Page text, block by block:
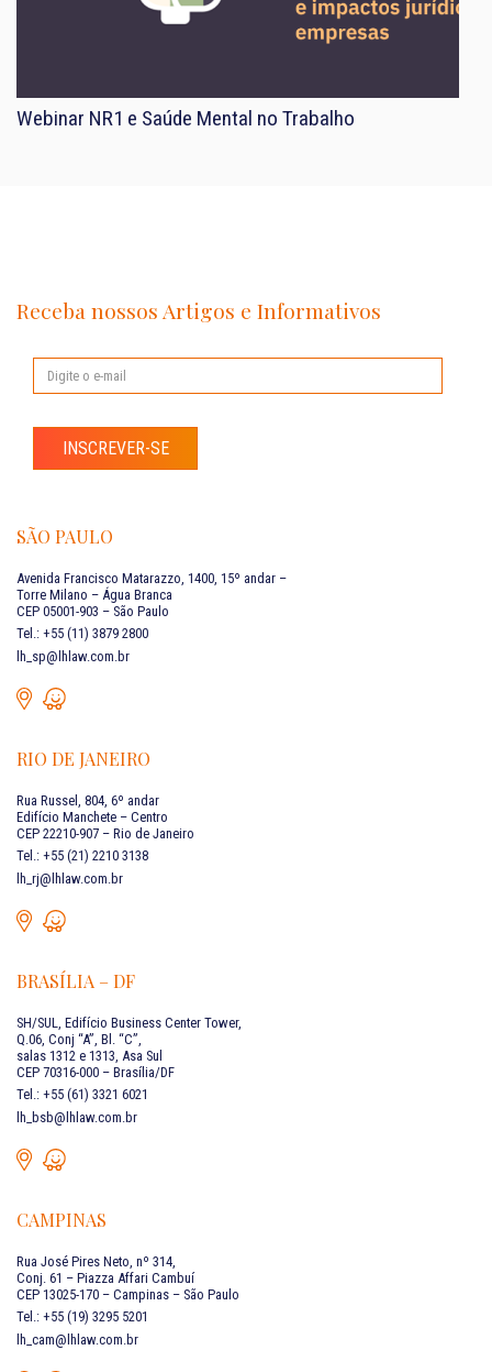
Webinar NR1 e Saúde Mental no Trabalho
Receba nossos Artigos e Informativos
INSCREVER-SE
SÃO PAULO
Avenida Francisco Matarazzo, 1400, 15º andar –
Torre Milano – Água Branca
CEP 05001-903 – São Paulo
Tel.: +55 (11) 3879 2800
lh_sp@lhlaw.com.br
RIO DE JANEIRO
Rua Russel, 804, 6º andar
Edifício Manchete – Centro
CEP 22210-907 – Rio de Janeiro
Tel.: +55 (21) 2210 3138
lh_rj@lhlaw.com.br
BRASÍLIA – DF
SH/SUL, Edifício Business Center Tower,
Q.06, Conj “A”, Bl. “C”,
salas 1312 e 1313, Asa Sul
CEP 70316-000 – Brasília/DF
Tel.: +55 (61) 3321 6021
lh_bsb@lhlaw.com.br
CAMPINAS
Rua José Pires Neto, nº 314,
Conj. 61 – Piazza Affari Cambuí
CEP 13025-170 – Campinas – São Paulo
Tel.: +55 (19) 3295 5201
lh_cam@lhlaw.com.br